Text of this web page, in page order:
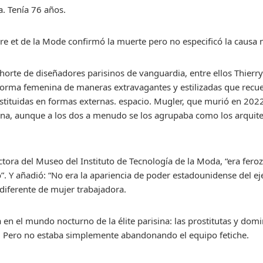
Tenía 76 años.
et de la Mode confirmó la muerte pero no especificó la
de diseñadores parisinos de vanguardia, entre ellos
femenina de maneras extravagantes y estilizadas que
en formas externas. espacio. Mugler, que murió en
aunque a los dos a menudo se los agrupaba como los
del Museo del Instituto de Tecnología de la Moda, “era
Y añadió: “No era la apariencia de poder estadounidense del
de mujer trabajadora.
el mundo nocturno de la élite parisina: las prostitutas y
no estaba simplemente abandonando el equipo fetiche.